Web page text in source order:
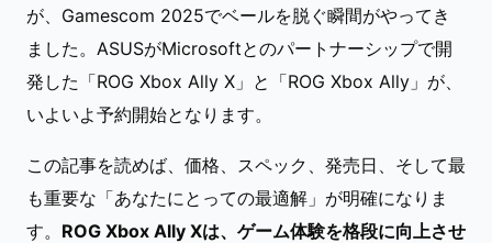
が、Gamescom 2025でベールを脱ぐ瞬間がやってき
ました。ASUSがMicrosoftとのパートナーシップで開
発した「ROG Xbox Ally X」と「ROG Xbox Ally」が、
いよいよ予約開始となります。
この記事を読めば、価格、スペック、発売日、そして最
も重要な「あなたにとっての最適解」が明確になりま
す。 ROG Xbox Ally Xは、ゲーム体験を格段に向上させ